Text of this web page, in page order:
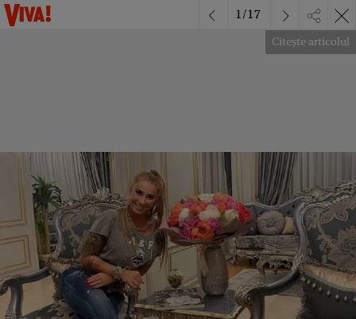
Citește articolul
1/17